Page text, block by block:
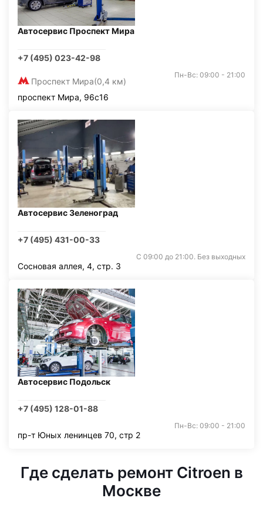
Автосервис Проспект Мира
+7 (495) 023-42-98
Проспект Мира(0,4 км)
Пн-Вс: 09:00 - 21:00
проспект Мира, 96с16
Автосервис Зеленоград
+7 (495) 431-00-33
С 09:00 до 21:00. Без выходных
Сосновая аллея, 4, стр. 3
Автосервис Подольск
+7 (495) 128-01-88
Пн-Вс: 09:00 - 21:00
пр-т Юных ленинцев 70, стр 2
Где сделать ремонт Citroen в
Москве